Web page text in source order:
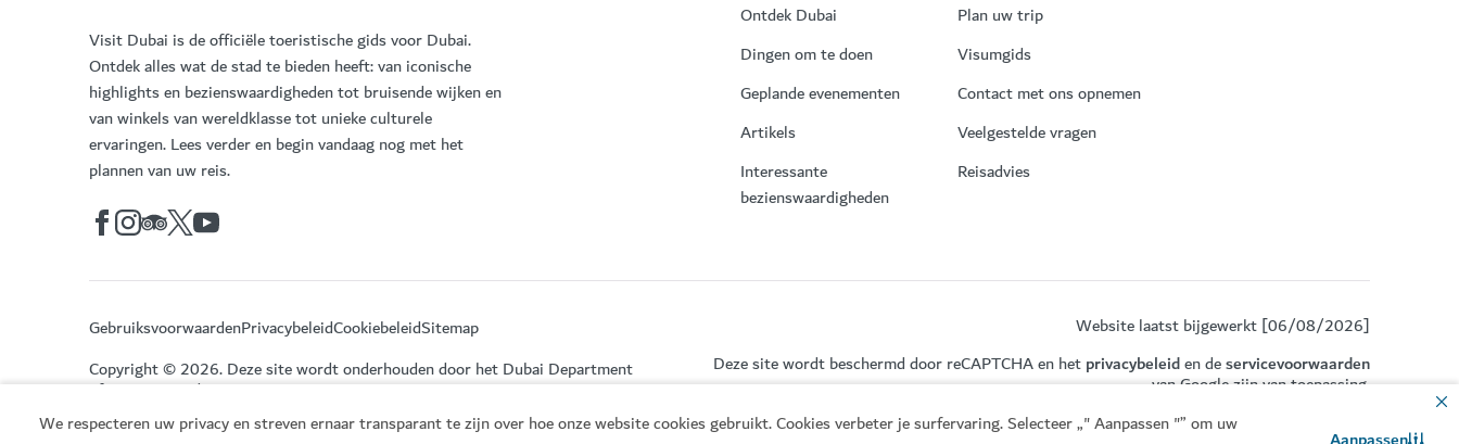
We respecteren uw privacy en streven ernaar transparant te zijn over hoe onze website cookies gebruikt. Cookies verbeter je surfervaring. Selecteer „" Aanpassen "” om uw
Visit Dubai is de officiële toeristische gids voor Dubai.
Ontdek alles wat de stad te bieden heeft: van iconische
highlights en bezienswaardigheden tot bruisende wijken en
van winkels van wereldklasse tot unieke culturele
ervaringen. Lees verder en begin vandaag nog met het
plannen van uw reis.
Ontdek Dubai
Dingen om te doen
Geplande evenementen
Artikels
Interessante
bezienswaardigheden
Plan uw trip
Visumgids
Contact met ons opnemen
Veelgestelde vragen
Reisadvies
GebruiksvoorwaardenPrivacybeleidCookiebeleidSitemap
Copyright © 2026. Deze site wordt onderhouden door het Dubai Department
of Economy and Tourism.
Website laatst bijgewerkt [06/08/2026]
Deze site wordt beschermd door reCAPTCHA en hetprivacybeleiden deservicevoorwaarden
van Google zijn van toepassing.